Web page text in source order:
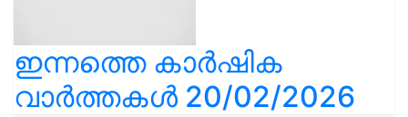
ഇന്നത്തെ കാർഷിക
വാർത്തകൾ 20/02/2026